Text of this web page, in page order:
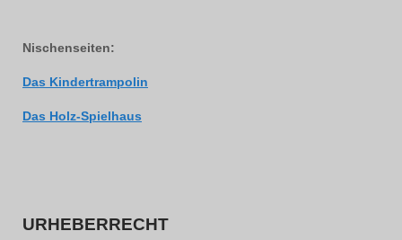
Nischenseiten:
Das Kindertrampolin
Das Holz-Spielhaus
URHEBERRECHT